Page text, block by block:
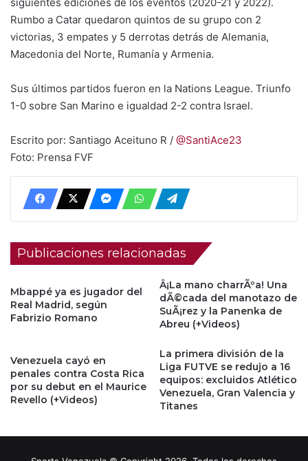
Rumbo a Catar quedaron quintos de su grupo con 2
victorias, 3 empates y 5 derrotas detrás de Alemania,
Macedonia del Norte, Rumanía y Armenia.
Sus últimos partidos fueron en la Nations League. Triunfo
1-0 sobre San Marino e igualdad 2-2 contra Israel.
Escrito por: Santiago Aceituno R / @SantiAce23
Foto: Prensa FVF
Publicaciones relacionadas
Mbappé ya es jugador del
Real Madrid, según
Fabrizio Romano
Â¡La mano charrÃºa! Una
dÃ©cada del manotazo de
SuÃ¡rez y la Panenka de
Abreu (+Videos)
Venezuela cayó en
penales contra Costa Rica
por su debut en el Maurice
Revello (+Videos)
La primera división de la
Liga FUTVE se redujo a 16
equipos: excluidos Atlético
Venezuela, Gran Valencia y
Titanes